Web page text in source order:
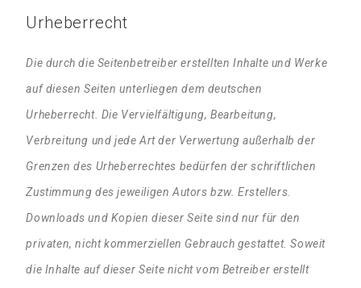
Urheberrecht
Die durch die Seitenbetreiber erstellten Inhalte und Werke
auf diesen Seiten unterliegen dem deutschen
Urheberrecht. Die Vervielfältigung, Bearbeitung,
Verbreitung und jede Art der Verwertung außerhalb der
Grenzen des Urheberrechtes bedürfen der schriftlichen
Zustimmung des jeweiligen Autors bzw. Erstellers.
Downloads und Kopien dieser Seite sind nur für den
privaten, nicht kommerziellen Gebrauch gestattet. Soweit
die Inhalte auf dieser Seite nicht vom Betreiber erstellt